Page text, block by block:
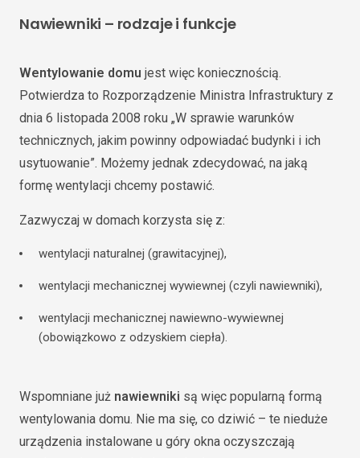
Nawiewniki – rodzaje i funkcje
Wentylowanie domu jest więc koniecznością.
Potwierdza to Rozporządzenie Ministra Infrastruktury z
dnia 6 listopada 2008 roku „W sprawie warunków
technicznych, jakim powinny odpowiadać budynki i ich
usytuowanie”. Możemy jednak zdecydować, na jaką
formę wentylacji chcemy postawić.
Zazwyczaj w domach korzysta się z:
wentylacji naturalnej (grawitacyjnej),
wentylacji mechanicznej wywiewnej (czyli nawiewniki),
wentylacji mechanicznej nawiewno-wywiewnej
(obowiązkowo z odzyskiem ciepła).
Wspomniane już nawiewniki są więc popularną formą
wentylowania domu. Nie ma się, co dziwić – te nieduże
urządzenia instalowane u góry okna oczyszczają